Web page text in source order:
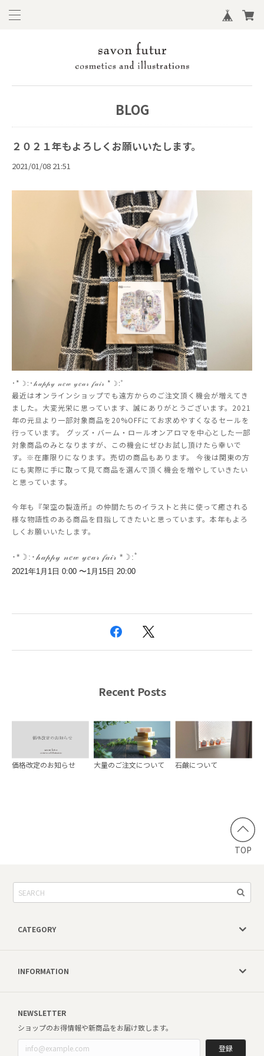
BLOG
２０２１年もよろしくお願いいたします。
2021/01/08 21:51
･*☽:･𝒽𝒶𝓅𝓅𝓎 𝓃𝑒𝓌 𝓎𝑒𝒶𝓇 𝒻𝒶𝒾𝓇 *☽:ﾟ
最近はオンラインショップでも遠方からのご注文頂く機会が増えてき
ました。大変光栄に思っています、誠にありがとうございます。 2021
年の元旦より一部対象商品を20%OFFにてお求めやすくなるセールを
行っています。
グッズ・バーム・ロールオンアロマを中心とした一部
対象商品のみとなりますが、この機会にぜひお試し頂けたら幸いで
す。 ※在庫限りになります。売切の商品もあります。 今後は関東の方
にも実際に手に取って見て商品を選んで頂く機会を増やしていきたい
と思っています。
今年も『架空の製造所』の仲間たちのイラストと共に使って癒される
様な物語性のある商品を目指してきたいと思っています。本年もよろ
しくお願いいたします。
･*☽:･𝒽𝒶𝓅𝓅𝓎 𝓃𝑒𝓌 𝓎𝑒𝒶𝓇 𝒻𝒶𝒾𝓇 *☽:ﾟ
2021年1月1日 0:00 〜1月15日 20:00
Recent Posts
価格改定のお知らせ 大量のご注文について 石鹸について
TOP
CATEGORY
INFORMATION
NEWSLETTER
ショップのお得情報や新商品をお届け致します。
登録